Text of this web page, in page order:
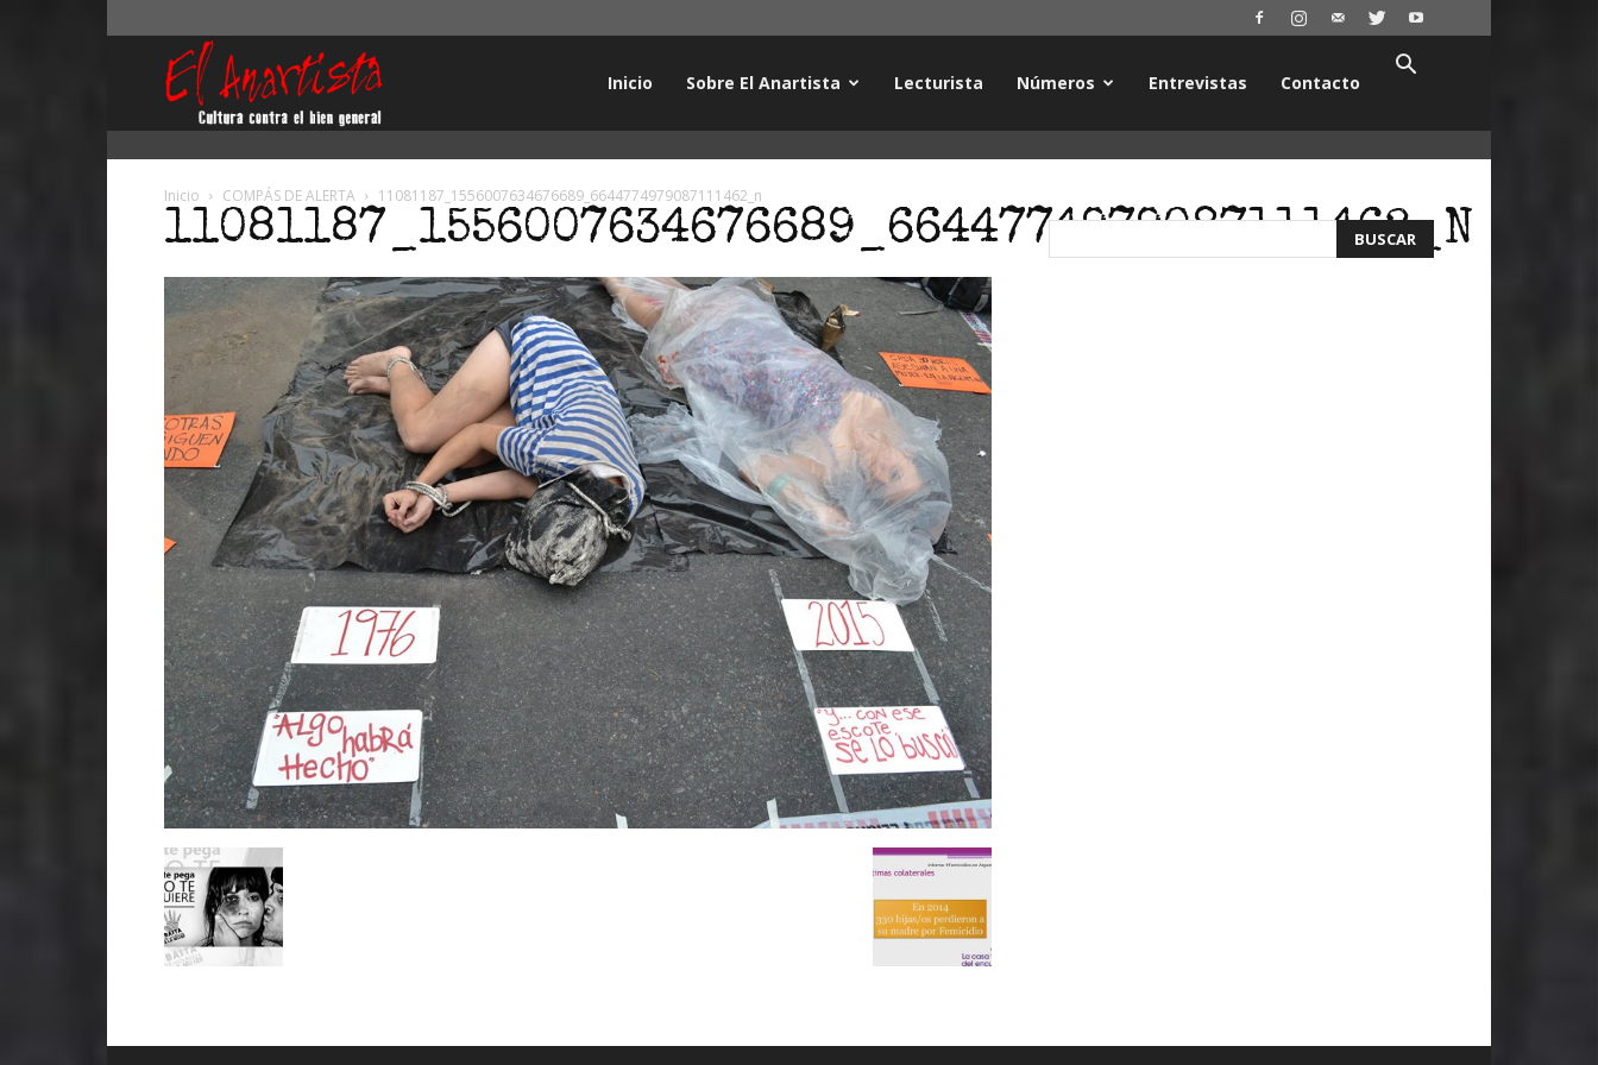
Inicio Sobre El Anartista Lecturista Números Entrevistas Contacto
Inicio COMPÁS DE ALERTA 11081187_1556007634676689_6644774979087111462_n
11081187_1556007634676689_6644774979087111462_N